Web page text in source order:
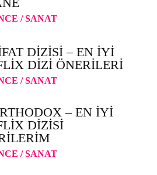
/ SANAT
DIZISI – EN İYI
DIZI ÖNERILERI
/ SANAT
– EN İYI
DIZISI
/ SANAT